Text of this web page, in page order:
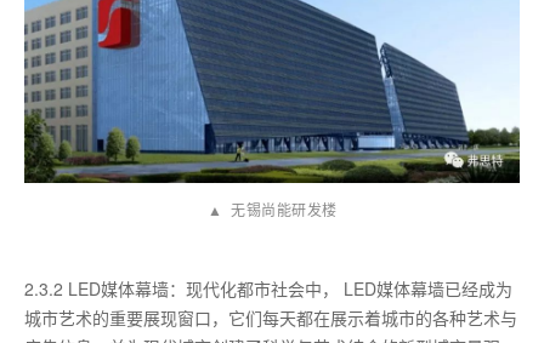
▲ 无锡尚能研发楼
2.3.2 LED媒体幕墙：现代化都市社会中， LED媒体幕墙已经成为
城市艺术的重要展现窗口，它们每天都在展示着城市的各种艺术与